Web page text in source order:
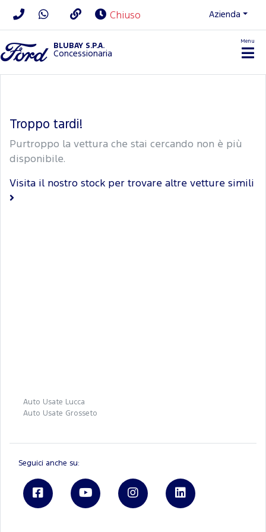
Chiuso Azienda
BLUBAY S.P.A.
Concessionaria
Menu
Troppo tardi!
Purtroppo la vettura che stai cercando non è più
disponibile.
Visita il nostro stock per trovare altre vetture simili
Auto Usate Lucca
Auto Usate Grosseto
Seguici anche su: